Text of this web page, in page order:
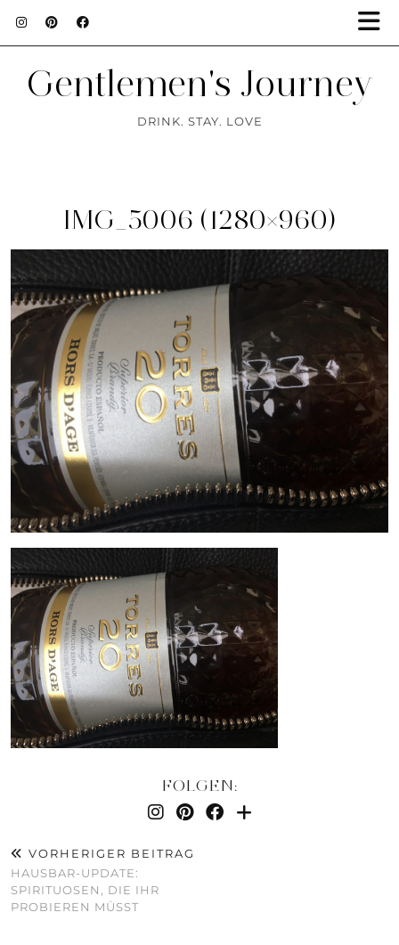
Gentlemen's Journey
DRINK. STAY. LOVE
IMG_5006 (1280×960)
FOLGEN:
VORHERIGER BEITRAG
HAUSBAR-UPDATE:
SPIRITUOSEN, DIE IHR
PROBIEREN MÜSST